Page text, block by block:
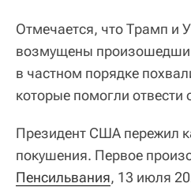
Отмечается, что Трамп и
возмущены
в частном порядке
которые помогли отвести
Президент США пережил
покушения. Первое
Пенсильвания, 13 июля